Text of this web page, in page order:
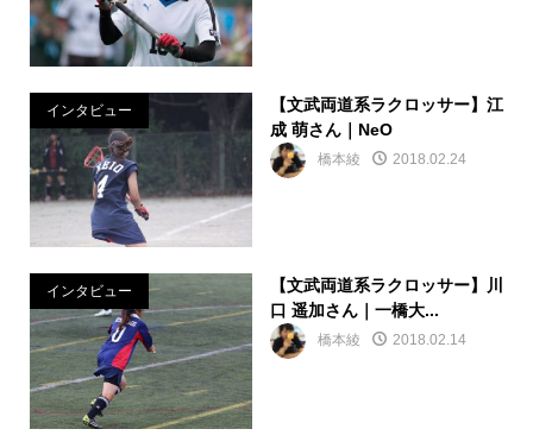
インタビュー
【文武両道系ラクロッサー】江
成 萌さん｜NeO
橋本綾 2018.02.24
インタビュー
【文武両道系ラクロッサー】川
口 遥加さん｜一橋大...
橋本綾 2018.02.14